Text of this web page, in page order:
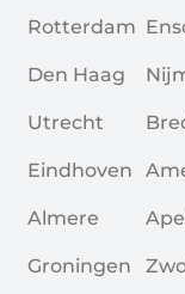
Rotterdam
Den Haag
Utrecht
Eindhoven
Almere
Groningen